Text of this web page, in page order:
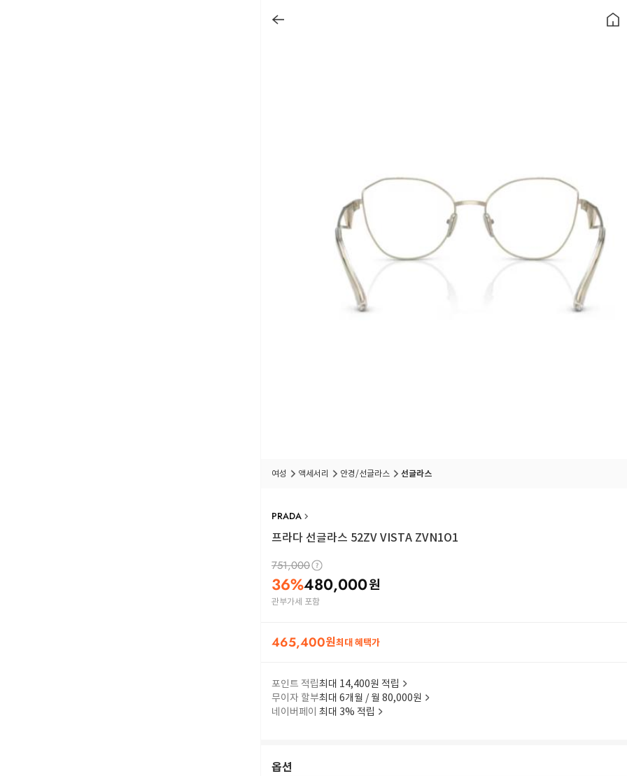
여성 액세서리 안경/선글라스 선글라스
PRADA
프라다 선글라스 52ZV VISTA ZVN1O1
751,000
36%480,000원
관부가세 포함
465,400원최대 혜택가
포인트 적립최대 14,400원 적립
무이자 할부최대 6개월 / 월 80,000원
네이버페이 최대 3% 적립
옵션